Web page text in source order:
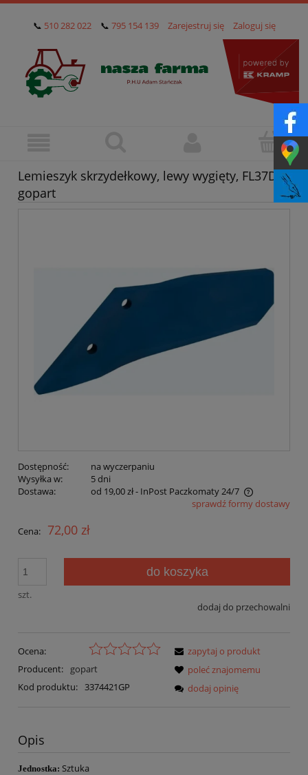
📞 510 282 022 📞 795 154 139 Zarejestruj się Zaloguj się
Lemieszyk skrzydełkowy, lewy wygięty, FL37D
gopart
Dostępność:
na wyczerpaniu
Wysyłka w:
5 dni
Dostawa:
od 19,00 zł- InPost Paczkomaty 24/7
Cena nie zawiera ewentualnych kosztów płatnościsprawdź formy dostawy
Cena: 72,00 zł
szt.
do koszyka
dodaj do przechowalni
Ocena:
Producent:
gopart
Kod produktu:
3374421GP
zapytaj o produkt
poleć znajomemu
dodaj opinię
Opis
Jednostka: Sztuka